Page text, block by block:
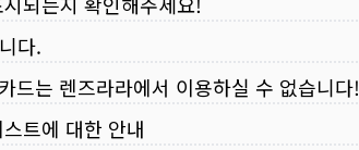
다.
드는 렌즈라라에서 이용하실 수 없습니다!
트에 대한 안내